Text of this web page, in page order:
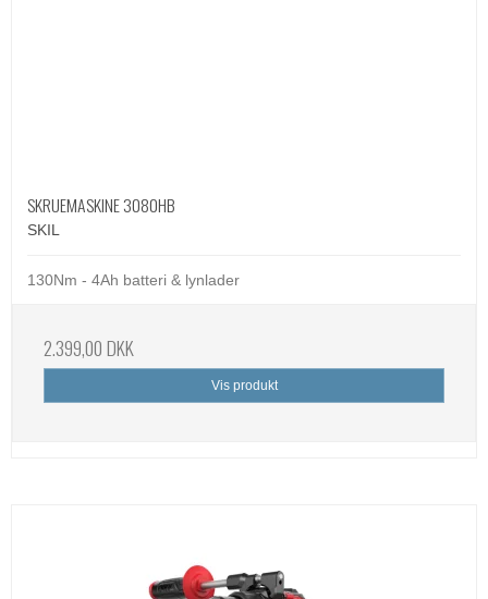
SKRUEMASKINE 3080HB
SKIL
130Nm - 4Ah batteri & lynlader
2.399,00 DKK
Vis produkt